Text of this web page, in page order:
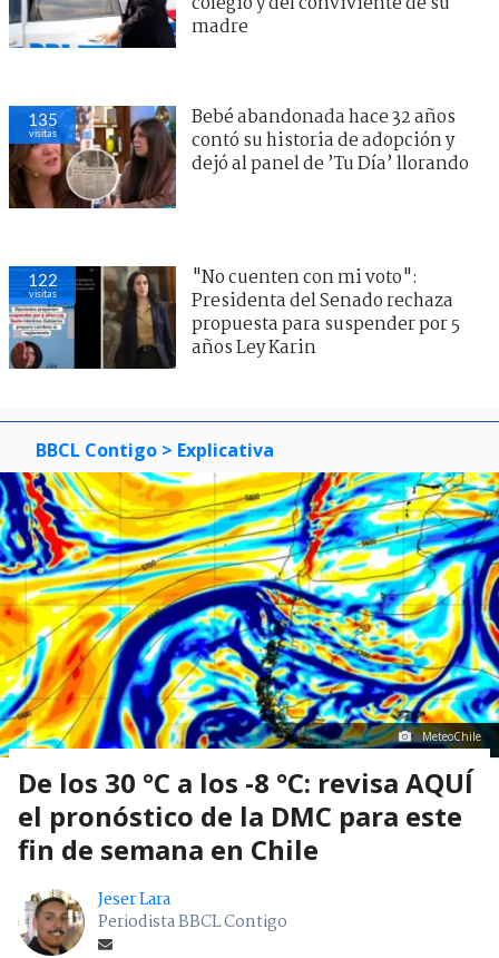
madre
135
visitas
Bebé abandonada hace 32 años
contó su historia de adopción y
dejó al panel de ’Tu Día’ llorando
122
visitas
"No cuenten con mi voto":
Presidenta del Senado rechaza
propuesta para suspender por 5
años Ley Karin
BBCL Contigo > Explicativa
MeteoChile
De los 30 °C a los -8 °C: revisa AQUÍ
el pronóstico de la DMC para este
fin de semana en Chile
Jeser Lara
Periodista BBCL Contigo